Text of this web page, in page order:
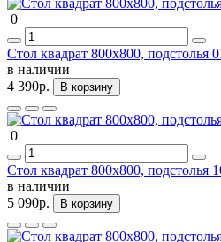
0
Стол квадрат 800х800, подстолья
в наличии
4 390р.
В корзину
0
Стол квадрат 800х800, подстолья
в наличии
5 090р.
В корзину